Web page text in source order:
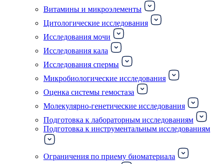
Витамины и микроэлементы
Цитологические исследования
Исследования мочи
Исследования кала
Исследования спермы
Микробиологические исследования
Оценка системы гемостаза
Молекулярно-генетические исследования
Подготовка к лабораторным исследованиям
Подготовка к инструментальным исследованиям
Ограничения по приему биоматериала